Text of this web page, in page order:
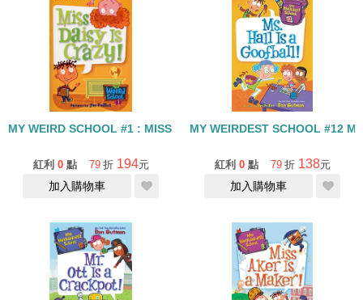
MY WEIRD SCHOOL #1 : MISS DAISY IS CRAZY!
紅利 0 點 79 折 194元
加入購物車
MY WEIRDEST SCHOOL #12
紅利 0 點 79 折 138元
加入購物車